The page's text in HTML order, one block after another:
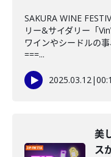
SAKURA WINE
リー&サイダリー「
ワインやシードルの
===...
2025.03.12|
美
ス